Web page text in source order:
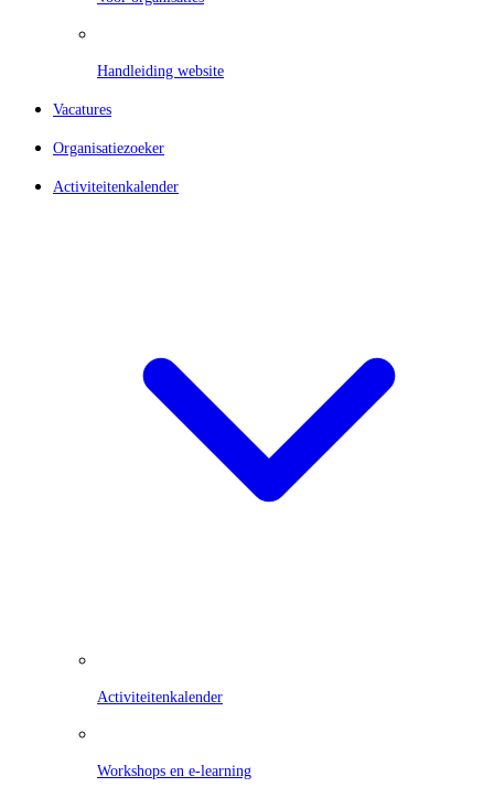
Handleiding website
Vacatures
Organisatiezoeker
Activiteitenkalender
Activiteitenkalender
Workshops en e-learning